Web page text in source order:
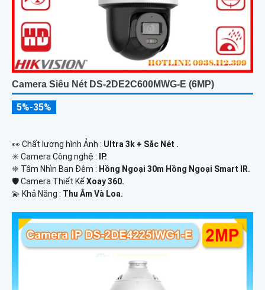
Camera Siêu Nét DS-2DE2C600MWG-E (6MP)
5%-35%
️👀 Chất lượng hình Ảnh : Ultra 3k + Sắc Nét .
✳️ Camera Công nghệ :
IP.
❈ Tầm Nhìn Ban Đêm : Hồng Ngoại 30m Hồng Ngoại Smart IR.
🛡 Camera Thiết Kế Xoay 360.
️💫 Khả Năng : Thu Âm Và Loa.